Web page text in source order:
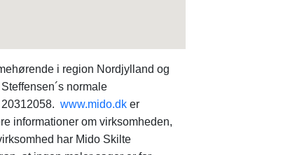
i region Nordjylland og
normale
www.mido.dk er
informationer om virksomheden,
har Mido Skilte